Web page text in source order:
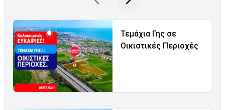
Τεμάχια Γης σε
Οικιστικές Περιοχές